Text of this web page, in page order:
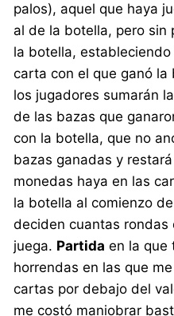
palos), aquel que haya
al de la botella, pero sin
la botella,
carta con el que ganó la
los jugadores sumarán
de las bazas que
con la botella, que no
bazas ganadas y
monedas haya en las
la botella al comienzo
deciden cuantas rondas
juega. Partida en la que
horrendas en las que
cartas por debajo del
me costó maniobrar